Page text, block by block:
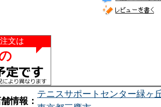
情報：
テニスサポートセンター緑ヶ